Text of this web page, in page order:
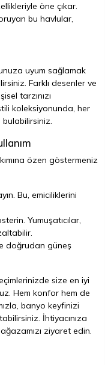
öne çıkar.
bu havlular,
uyum sağlamak
Farklı desenler ve
tarzınızı
koleksiyonunda, her
özen göstermeniz
Bu, emiciliklerini
Yumuşatıcılar,
doğrudan güneş
size en iyi
Hem konfor hem de
banyo keyfinizi
İhtiyacınıza
ziyaret edin.